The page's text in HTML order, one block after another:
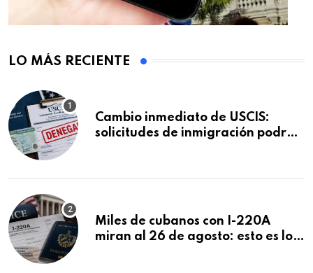
LO MÁS RECIENTE
Cambio inmediato de USCIS:
solicitudes de inmigración podrán
Miles de cubanos con I-220A
miran al 26 de agosto: esto es lo